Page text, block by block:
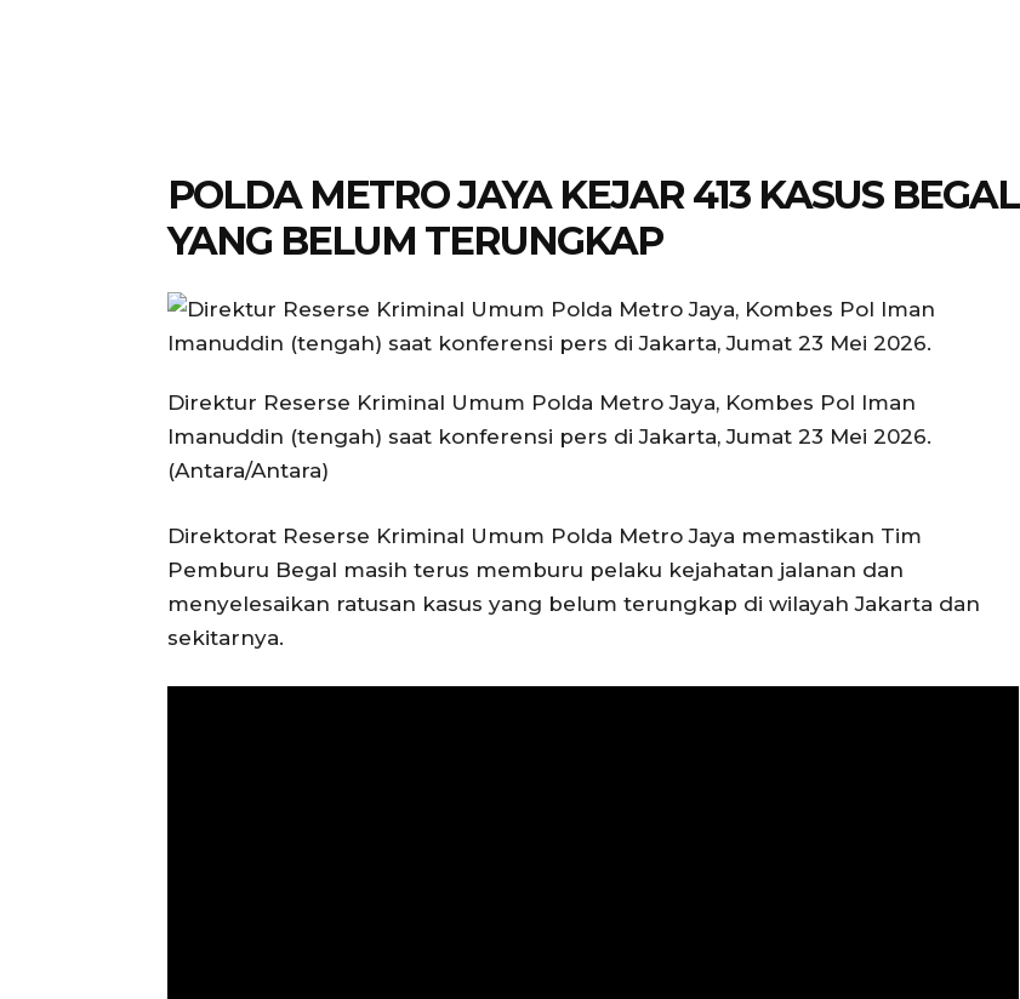
POLDA METRO JAYA KEJAR 413 KASUS BEGAL
YANG BELUM TERUNGKAP
Direktur Reserse Kriminal Umum Polda Metro Jaya, Kombes Pol Iman
Imanuddin (tengah) saat konferensi pers di Jakarta, Jumat 23 Mei 2026.
(Antara/Antara)
Direktorat Reserse Kriminal Umum Polda Metro Jaya memastikan Tim
Pemburu Begal masih terus memburu pelaku kejahatan jalanan dan
menyelesaikan ratusan kasus yang belum terungkap di wilayah Jakarta dan
sekitarnya.